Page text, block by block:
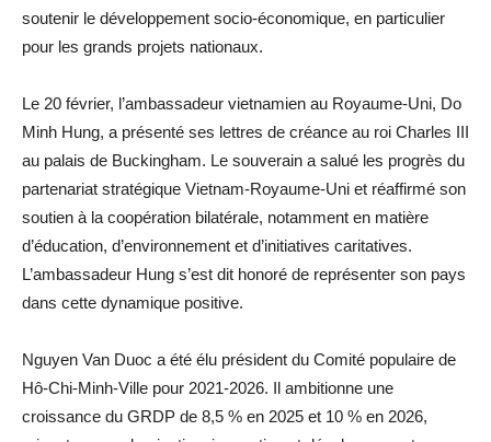
soutenir le développement socio-économique, en particulier
pour les grands projets nationaux.
Le 20 février, l’ambassadeur vietnamien au Royaume-Uni, Do
Minh Hung, a présenté ses lettres de créance au roi Charles III
au palais de Buckingham. Le souverain a salué les progrès du
partenariat stratégique Vietnam-Royaume-Uni et réaffirmé son
soutien à la coopération bilatérale, notamment en matière
d’éducation, d’environnement et d’initiatives caritatives.
L’ambassadeur Hung s’est dit honoré de représenter son pays
dans cette dynamique positive.
Nguyen Van Duoc a été élu président du Comité populaire de
Hô-Chi-Minh-Ville pour 2021-2026. Il ambitionne une
croissance du GRDP de 8,5 % en 2025 et 10 % en 2026,